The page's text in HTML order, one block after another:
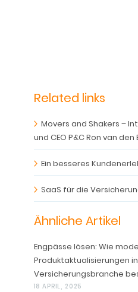
Related links
Movers and Shakers –
und CEO P&C Ron van den
Ein besseres
SaaS für die
Ähnliche Artikel
Engpässe lösen: Wie
Produktaktualisierungen
Versicherungsbranche
18 APRIL, 2025